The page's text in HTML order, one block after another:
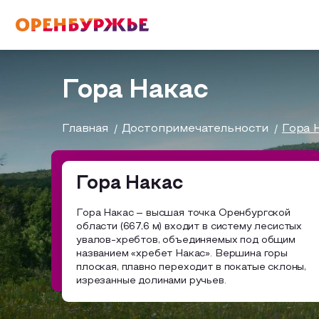
О РЕГИОНЕ
О регионе
Фотобанк
Бузулук и Бузулукский район
Соль-Илецкий район
Саракташский район
МОЙ МАРШРУТ
Маршруты от туроператоров
Промышленный туризм
Пешеходный туризм
ГДЕ ПОЕСТЬ
ГДЕ ОСТАНОВИТЬСЯ
Русский(RU)Гора Накас
Главная Достопримечательности Гора
Гора Накас
Гора Накас – высшая точка Оренбургской
области (667,6 м) входит в систему лесистых
увалов-хребтов, объединяемых под общим
названием «хребет Накас». Вершина горы
плоская, плавно переходит в покатые склоны,
изрезанные долинами ручьев.